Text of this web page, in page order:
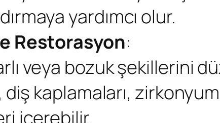
yardımcı olur.
Restorasyon:
veya bozuk şekillerini
diş kaplamaları,
içerebilir.